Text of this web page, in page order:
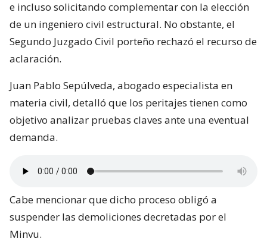
e incluso solicitando complementar con la elección
de un ingeniero civil estructural. No obstante, el
Segundo Juzgado Civil porteño rechazó el recurso de
aclaración.
Juan Pablo Sepúlveda, abogado especialista en
materia civil, detalló que los peritajes tienen como
objetivo analizar pruebas claves ante una eventual
demanda.
Cabe mencionar que dicho proceso obligó a
suspender las demoliciones decretadas por el
Minvu.